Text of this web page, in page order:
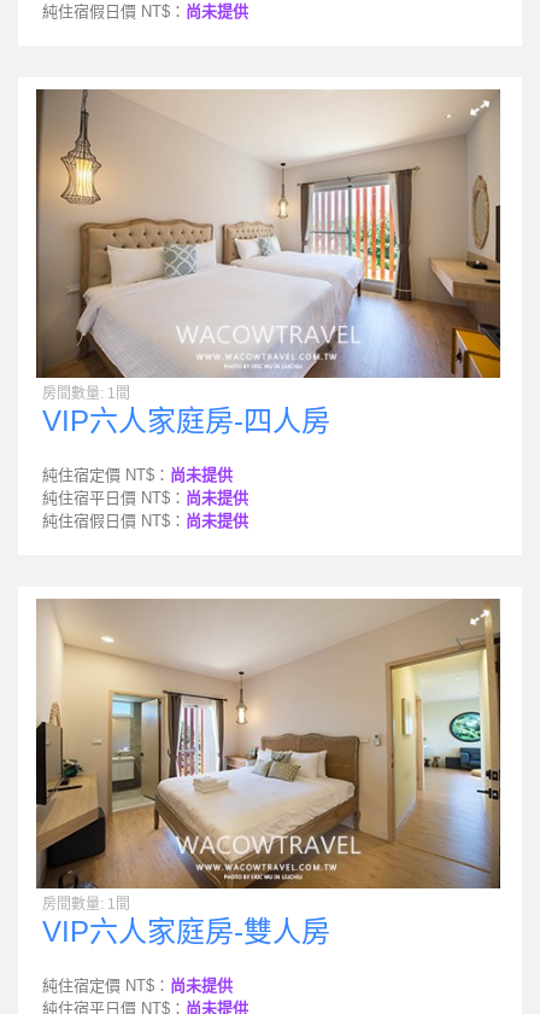
純住宿假日價 NT$： 尚未提供
房間數量: 1間
VIP六人家庭房-四人房
純住宿定價 NT$： 尚未提供
純住宿平日價 NT$： 尚未提供
純住宿假日價 NT$： 尚未提供
房間數量: 1間
VIP六人家庭房-雙人房
純住宿定價 NT$： 尚未提供
純住宿平日價 NT$： 尚未提供